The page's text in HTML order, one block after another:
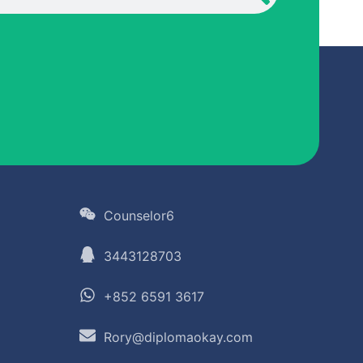
Counselor6
3443128703
+852 6591 3617
Rory@diplomaokay.com